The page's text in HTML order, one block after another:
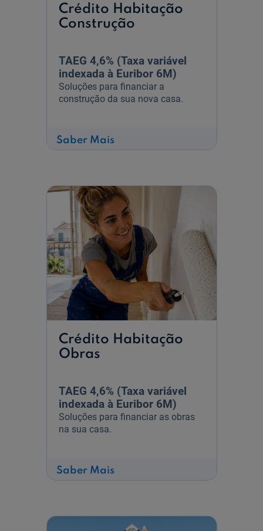
Crédito Habitação
Construção
TAEG 4,6% (Taxa variável
indexada à Euribor 6M)
Soluções para financiar a
construção da sua nova casa.
Saber Maissobre
Crédito
Crédito Habitação
Obras
TAEG 4,6% (Taxa variável
indexada à Euribor 6M)
Soluções para financiar as obras
na sua casa.
Saber Maissobre
Crédito